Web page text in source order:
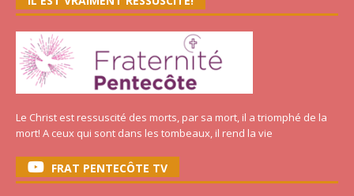
Le Christ est ressuscité des morts, par sa mort, il a triomphé de la
mort! A ceux qui sont dans les tombeaux, il rend la vie
FRAT PENTECÔTE TV